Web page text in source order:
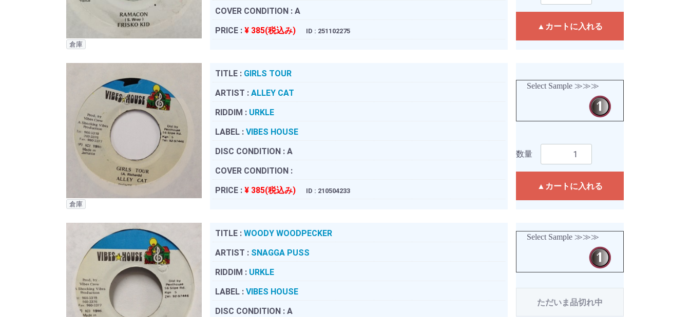
倉庫
COVER CONDITION : A
PRICE : ¥ 385(税込み) ID : 251102275 ▲カートに入れる
倉庫
TITLE : GIRLS TOUR
ARTIST : ALLEY CAT
RIDDIM : URKLE
LABEL : VIBES HOUSE
DISC CONDITION : A
COVER CONDITION :
PRICE : ¥ 385(税込み) ID : 210504233
Select Sample ≫≫≫
数量
▲カートに入れる
TITLE : WOODY WOODPECKER
ARTIST : SNAGGA PUSS
RIDDIM : URKLE
LABEL : VIBES HOUSE
DISC CONDITION : A
Select Sample ≫≫≫
ただいま品切れ中